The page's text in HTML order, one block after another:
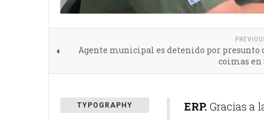
Agente municipal es detenido por presunto
coimas en
TYPOGRAPHY ERP. Gracias a